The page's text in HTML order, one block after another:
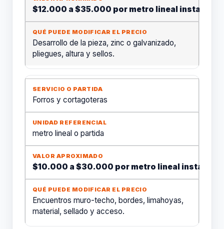
$12.000 a $35.000 por metro lineal instalado
Desarrollo de la pieza, zinc o galvanizado,
pliegues, altura y sellos.
Forros y cortagoteras
metro lineal o partida
$10.000 a $30.000 por metro lineal instalado
Encuentros muro-techo, bordes, limahoyas,
material, sellado y acceso.